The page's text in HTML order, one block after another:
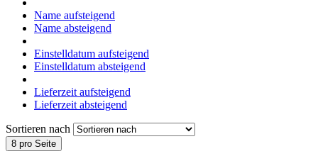
Name aufsteigend
Name absteigend
Einstelldatum aufsteigend
Einstelldatum absteigend
Lieferzeit aufsteigend
Lieferzeit absteigend
Sortieren nach
8 pro Seite